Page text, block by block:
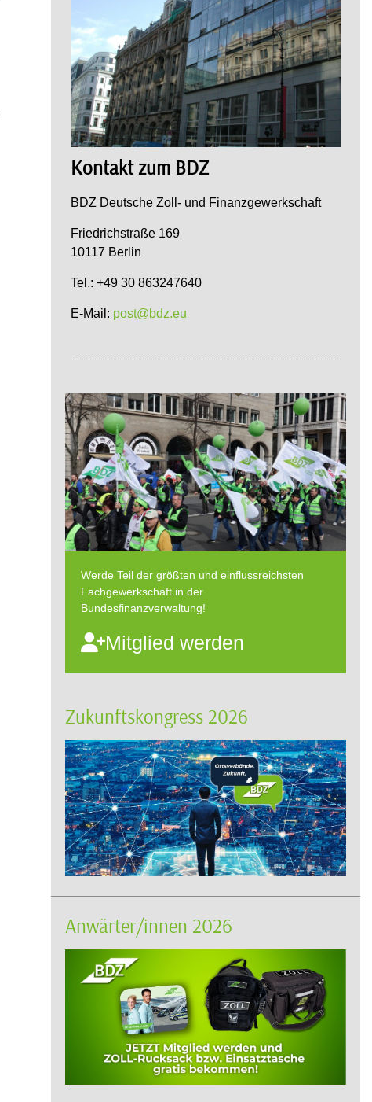
Kontakt zum BDZ
BDZ Deutsche Zoll- und Finanzgewerkschaft
Friedrichstraße 169
10117 Berlin
Tel.: +49 30 863247640
E-Mail: post@bdz.eu
Werde Teil der größten und einflussreichsten
Fachgewerkschaft in der
Bundesfinanzverwaltung!
Mitglied werden
Zukunftskongress 2026
Anwärter/innen 2026